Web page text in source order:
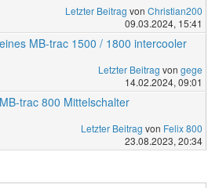
Letzter Beitrag von Christian200
09.03.2024, 15:41
MB-trac 1500 / 1800 intercooler
Letzter Beitrag von gege
14.02.2024, 09:01
trac 800 Mittelschalter
Letzter Beitrag von Felix 800
23.08.2023, 20:34